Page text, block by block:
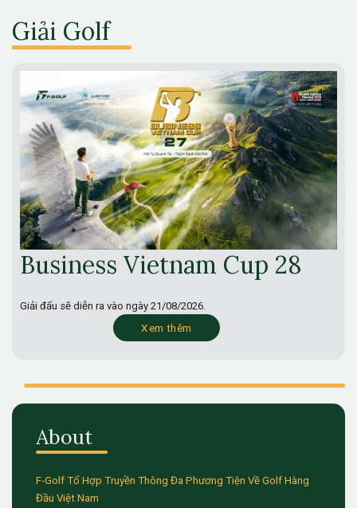
Giải Golf
Business Vietnam Cup 28
Giải đấu sẽ diễn ra vào ngày 21/08/2026.
Xem thêm
About
F-Golf Tổ Hợp Truyền Thông Đa Phương Tiện Về Golf Hàng
Đầu Việt Nam